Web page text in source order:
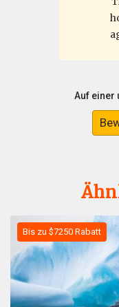
Auf einer
Bis zu $7250 Rabatt